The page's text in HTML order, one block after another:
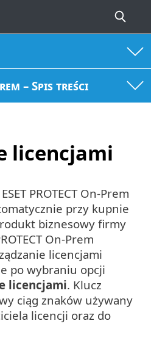
– Spis treści
licencjami
PROTECT On-Prem
przy kupnie
biznesowy firmy
On-Prem
licencjami
po wybraniu opcji
licencjami. Klucz
ciąg znaków używany
licencji oraz do